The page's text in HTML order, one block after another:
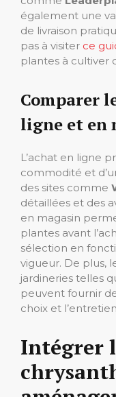
également une
de livraison
pas à visiter ce
plantes à cultiver
Comparer
ligne et en
L’achat en ligne
commodité et
des sites comme
détaillées et des
en magasin
plantes avant
sélection en
vigueur. De plus,
jardineries telles
peuvent fournir
choix et
Intégrer